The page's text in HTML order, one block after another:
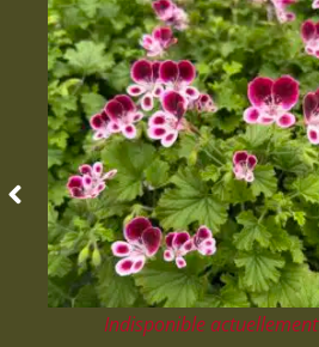
Indisponible actuellement